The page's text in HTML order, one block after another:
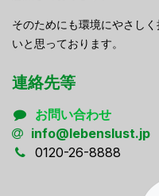
そのためにも環境にやさし
いと思っております。
連絡先等
お問い合わせ
info@lebenslust.jp
0120-26-8888